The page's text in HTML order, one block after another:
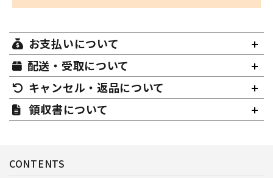
お支払いについて
配送・受取について
キャンセル・返品について
領収書について
CONTENTS